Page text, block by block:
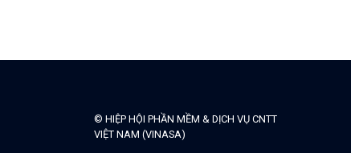
© HIỆP HỘI PHẦN MỀM & DỊCH VỤ CNTT
VIỆT NAM (VINASA)